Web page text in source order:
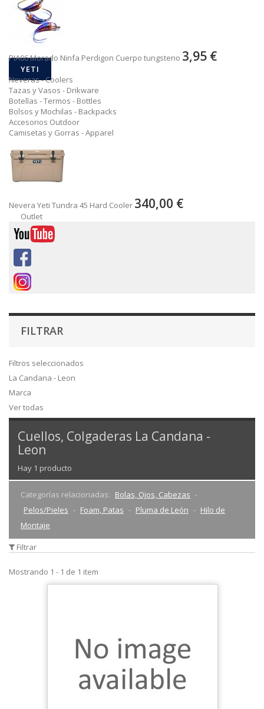
PIA06 Morado Ninfa Perdigon Cuerpo tungsteno 3,95 €
YETI
Neveras - Coolers
Tazas y Vasos - Drikware
Botellas - Termos - Bottles
Bolsos y Mochilas - Backpacks
Accesorios Outdoor
Camisetas y Gorras - Apparel
Nevera Yeti Tundra 45 Hard Cooler 340,00 €
Outlet
FILTRAR
Filtros seleccionados
La Candana - Leon
Marca
Ver todas
Cuellos, Colgaderas La Candana -
Leon
Hay 1 producto
Categorías relacionadas: Bolas, Ojos, Cabezas
Pelos/Pieles
Foam, Patas Pluma de León
Hilo de
Montaje
Filtrar
Mostrando 1 - 1 de 1 item